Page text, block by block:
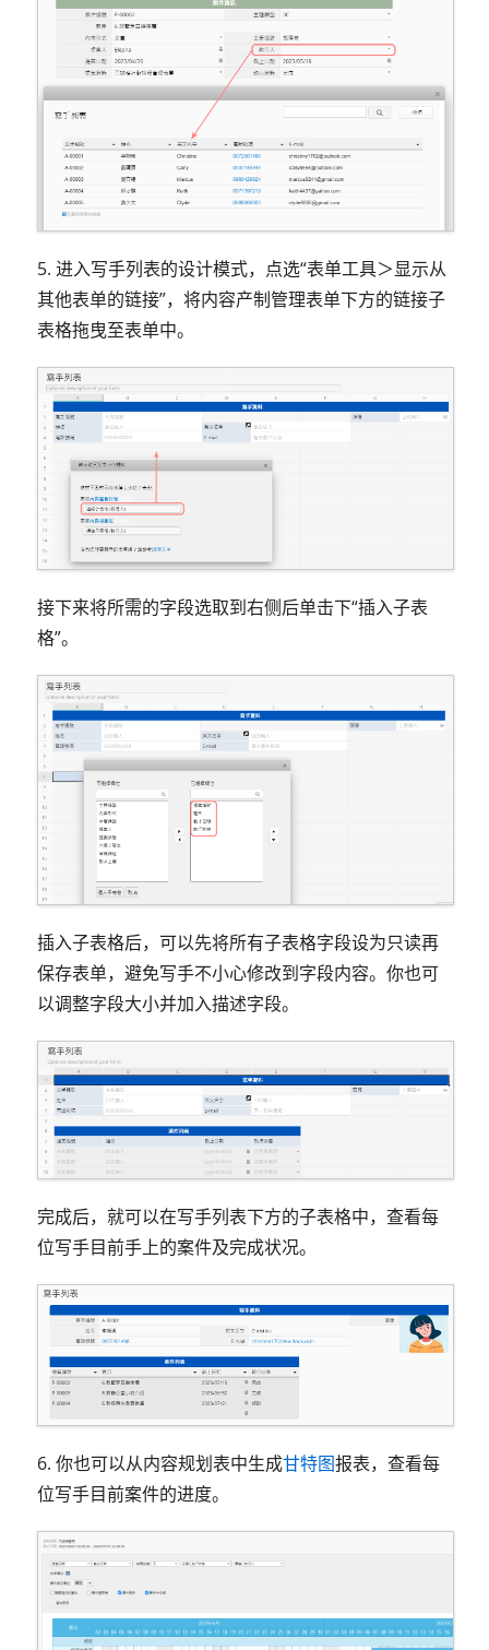
5. 进入写手列表的设计模式，点选“表单工具＞显示从
其他表单的链接”，将内容产制管理表单下方的链接子
表格拖曳至表单中。
接下来将所需的字段选取到右侧后单击下“插入子表
格”。
插入子表格后，可以先将所有子表格字段设为只读再
保存表单，避免写手不小心修改到字段内容。你也可
以调整字段大小并加入描述字段。
完成后，就可以在写手列表下方的子表格中，查看每
位写手目前手上的案件及完成状况。
6. 你也可以从内容规划表中生成甘特图报表，查看每
位写手目前案件的进度。